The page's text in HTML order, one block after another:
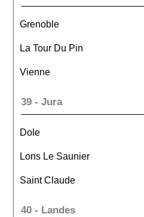
Grenoble
La Tour Du Pin
Vienne
39 - Jura
Dole
Lons Le Saunier
Saint Claude
40 - Landes